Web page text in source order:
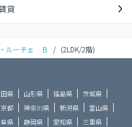
貸
ルーチェ Ｂ / (2LDK/2階)
県 山形県 福島県
茨城県
都 神奈川県 新潟県
富山県
県 静岡県 愛知県
三重県